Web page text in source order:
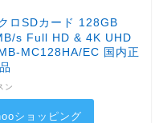
ロSDカード 128GB
s Full HD & 4K UHD
MC128HA/EC 国内正
ン
ショッピング